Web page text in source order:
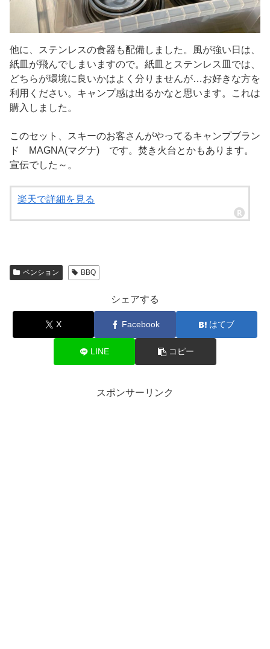
他に、ステンレスの食器も配備しました。風が強い日は、
紙皿が飛んでしまいますので。紙皿とステンレス皿では、
どちらが環境に良いかはよく分りませんが…お好きな方を
利用ください。キャンプ感は出るかなと思います。これは
購入しました。
このセット、スキーのお客さんがやってるキャンプブラン
ド MAGNA(マグナ) です。焚き火台とかもあります。
宣伝でした～。
楽天で詳細を見る
ペンション BBQ
シェアする
X Facebook はてブ
LINE コピー
スポンサーリンク